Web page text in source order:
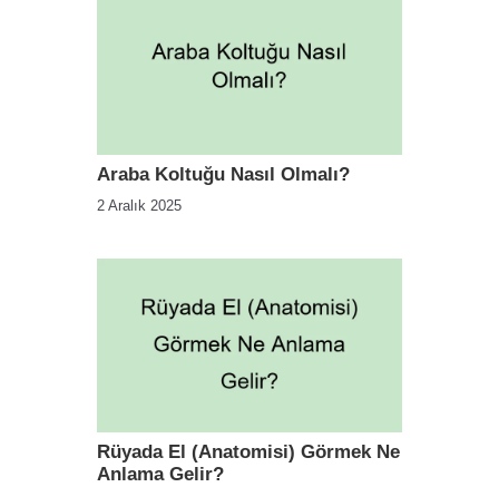
Araba Koltuğu Nasıl Olmalı?
2 Aralık 2025
Rüyada El (Anatomisi) Görmek Ne
Anlama Gelir?